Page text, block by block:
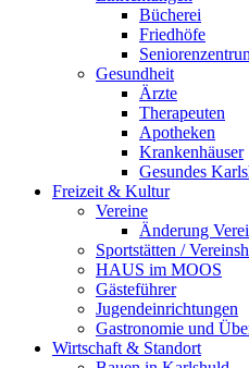
Bücherei
Friedhöfe
Gesundheit
Ärzte
Therapeuten
Apotheken
Krankenhäuser
Gesundes
Freizeit & Kultur
Vereine
Änderung
Sportstätten /
HAUS im MOOS
Gästeführer
Jugendeinrichtungen
Gastronomie und
Wirtschaft & Standort